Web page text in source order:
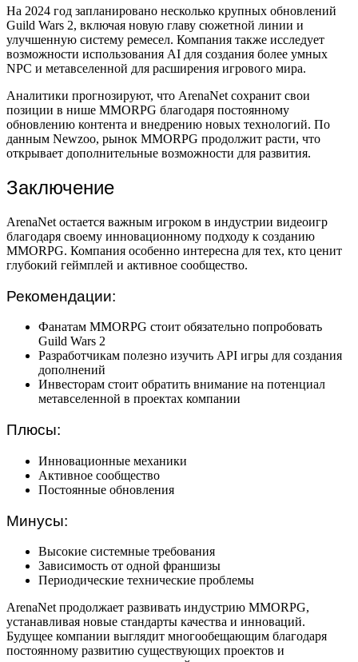
На 2024 год запланировано несколько крупных обновлений
Guild Wars 2, включая новую главу сюжетной линии и
улучшенную систему ремесел. Компания также исследует
возможности использования AI для создания более умных
NPC и метавселенной для расширения игрового мира.
Аналитики прогнозируют, что ArenaNet сохранит свои
позиции в нише MMORPG благодаря постоянному
обновлению контента и внедрению новых технологий. По
данным Newzoo, рынок MMORPG продолжит расти, что
открывает дополнительные возможности для развития.
Заключение
ArenaNet остается важным игроком в индустрии видеоигр
благодаря своему инновационному подходу к созданию
MMORPG. Компания особенно интересна для тех, кто ценит
глубокий геймплей и активное сообщество.
Рекомендации:
Фанатам MMORPG стоит обязательно попробовать
Guild Wars 2
Разработчикам полезно изучить API игры для создания
дополнений
Инвесторам стоит обратить внимание на потенциал
метавселенной в проектах компании
Плюсы:
Инновационные механики
Активное сообщество
Постоянные обновления
Минусы:
Высокие системные требования
Зависимость от одной франшизы
Периодические технические проблемы
ArenaNet продолжает развивать индустрию MMORPG,
устанавливая новые стандарты качества и инноваций.
Будущее компании выглядит многообещающим благодаря
постоянному развитию существующих проектов и